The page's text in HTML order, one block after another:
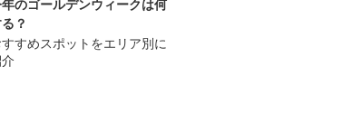
のゴールデンウィークは何
？
すめスポットをエリア別に